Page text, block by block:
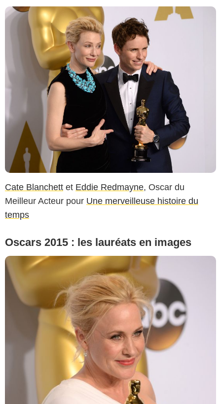
Cate Blanchett et Eddie Redmayne, Oscar du
Meilleur Acteur pour Une merveilleuse histoire du
temps
Oscars 2015 : les lauréats en images